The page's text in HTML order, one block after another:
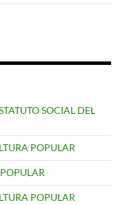
SOCIAL DEL
POPULAR
POPULAR